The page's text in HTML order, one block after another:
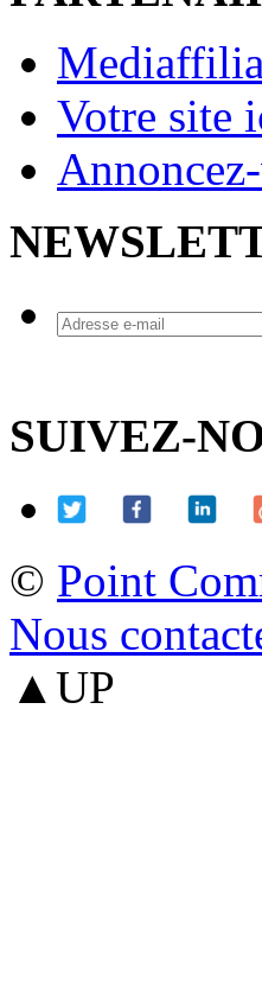
Votre site
SUIVEZ-
© Point
Nous
▲UP